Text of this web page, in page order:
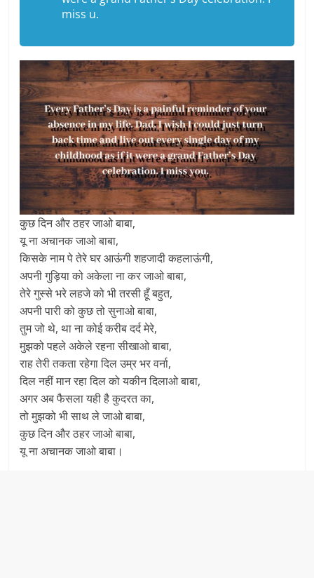
miss u.
कुछ दिन और ठहर जाओ बाबा,
यू ना अचानक जाओ बाबा,
किसके नाम पे तेरे घर आऊंगी शहजादी कहलाऊंगी,
अपनी गुड़िया को अकेला ना कर जाओ बाबा,
तेरे गुस्से भरे लहजे को भी तरसी हूँ बहुत,
अपनी पारी को कुछ तो सुनाओ बाबा,
तुम जो थे, था ना कोई करीब दर्द मेरे,
मुझको पहले अकेले रहना सीखाओ बाबा,
राह तेरी तकता रहेगा दिल उम्र भर वर्ना,
दिल नहीं मान रहा दिल को यकीन दिलाओ बाबा,
अगर अब फैसला यही है कुदरत का,
तो मुझको भी साथ ले जाओ बाबा,
कुछ दिन और ठहर जाओ बाबा,
यू ना अचानक जाओ बाबा।